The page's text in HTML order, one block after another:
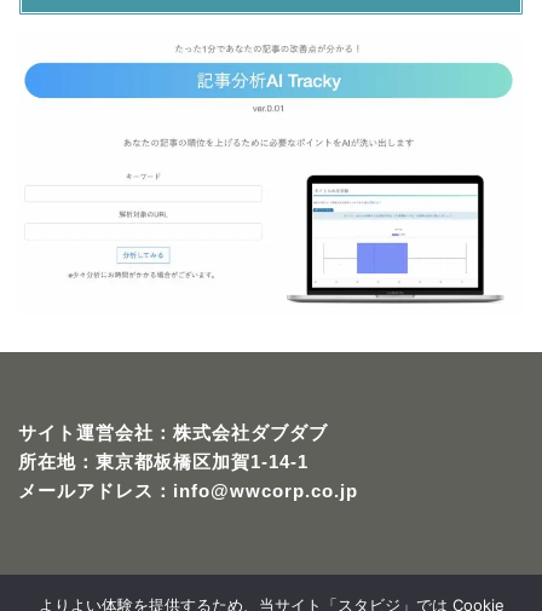
サイト運営会社：株式会社ダブダブ
所在地： 東京都板橋区加賀1-14-1
メールアドレス：info@wwcorp.co.jp
よりよい体験を提供するため、当サイト「スタビジ」では Cookie